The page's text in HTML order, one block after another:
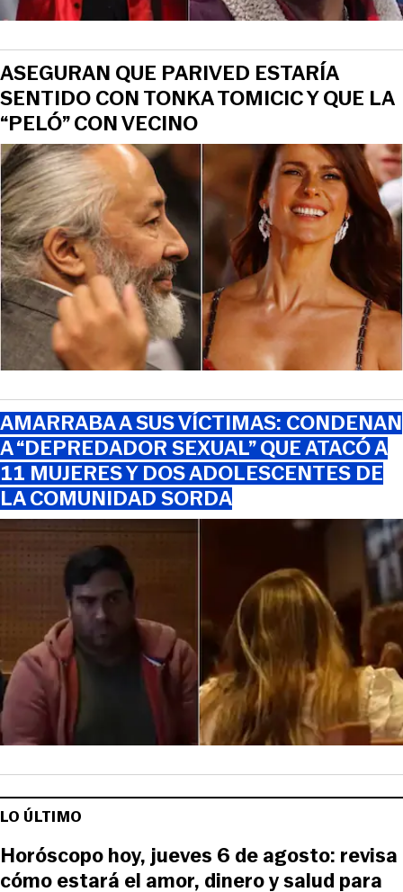
ASEGURAN QUE PARIVED ESTARÍA
SENTIDO CON TONKA TOMICIC Y QUE LA
“PELÓ” CON VECINO
AMARRABA A SUS VÍCTIMAS: CONDENAN
A “DEPREDADOR SEXUAL” QUE ATACÓ A
11 MUJERES Y DOS ADOLESCENTES DE
LA COMUNIDAD SORDA
LO ÚLTIMO
Horóscopo hoy, jueves 6 de agosto: revisa
cómo estará el amor, dinero y salud para